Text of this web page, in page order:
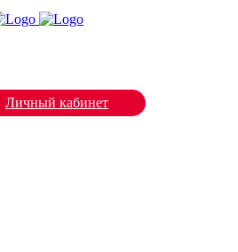
Личный кабинет